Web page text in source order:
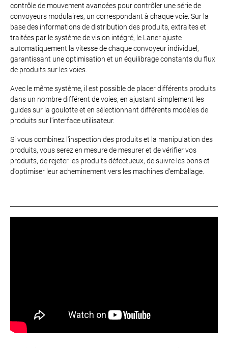
contrôle de mouvement avancées pour contrôler une série de
convoyeurs modulaires, un correspondant à chaque voie. Sur la
base des informations de distribution des produits, extraites et
traitées par le système de vision intégré, le Laner ajuste
automatiquement la vitesse de chaque convoyeur individuel,
garantissant une optimisation et un équilibrage constants du flux
de produits sur les voies.
Avec le même système, il est possible de placer différents produits
dans un nombre différent de voies, en ajustant simplement les
guides sur la goulotte et en sélectionnant différents modèles de
produits sur l'interface utilisateur.
Si vous combinez l'inspection des produits et la manipulation des
produits, vous serez en mesure de mesurer et de vérifier vos
produits, de rejeter les produits défectueux, de suivre les bons et
d'optimiser leur acheminement vers les machines d'emballage.